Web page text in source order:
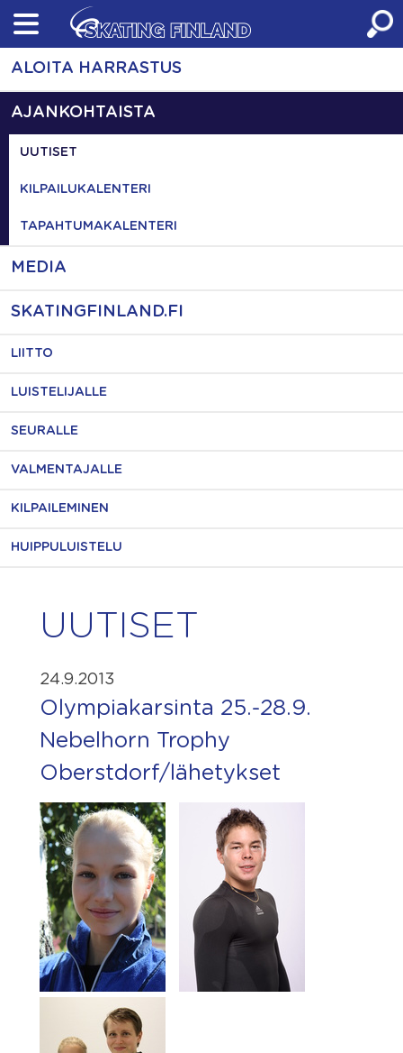
Skip
content
ALOITA HARRASTUS
AJANKOHTAISTA
UUTISET
KILPAILUKALENTERI
TAPAHTUMAKALENTERI
MEDIA
SKATINGFINLAND.FI
LIITTO
LUISTELIJALLE
SEURALLE
VALMENTAJALLE
KILPAILEMINEN
HUIPPULUISTELU
UUTISET
24.9.2013
Olympiakarsinta 25.-28.9.
Nebelhorn Trophy
Oberstdorf/lähetykset